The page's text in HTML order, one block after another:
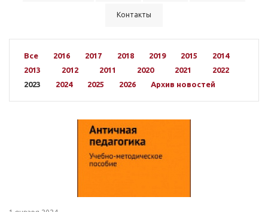
Контакты
Все 2016 2017 2018 2019 2015
2014
2013
2012 2011 2020 2021
2022
2023
2024 2025 2026 Архив новостей